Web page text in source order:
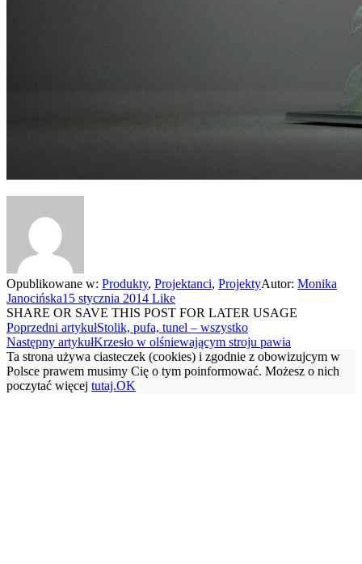
Opublikowane w: Produkty, Projektanci, ProjektyAutor: Monika
Janocińska15 stycznia 2014 Like
SHARE OR SAVE THIS POST FOR LATER USAGE
Poprzedni artykułStolik, pufa, tunel – wszystko
Następny artykułKrzesło w olśniewającym stroju pawia
Ta strona używa ciasteczek (cookies) i zgodnie z obowizujcym w
Polsce prawem musimy Cię o tym poinformować. Możesz o nich
poczytać więcej tutaj.OK